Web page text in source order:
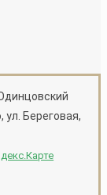
ул. Береговая,